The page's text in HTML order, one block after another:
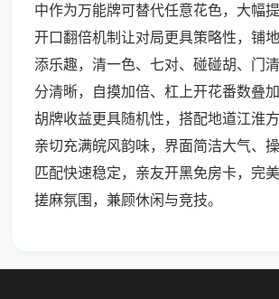
中作为万能牌可替代任意花色，大幅提
开口翻倍机制让对局更具策略性，铺
添乐趣，清一色、七对、碰碰胡、门
分清晰，自摸加倍、杠上开花番数叠
胡牌收益更具随机性，搭配地道江淮
亲切充满皖风韵味，界面简洁大气、
匹配快速稳定，亲友开黑免房卡，完
搓麻氛围，兼顾休闲与竞技。